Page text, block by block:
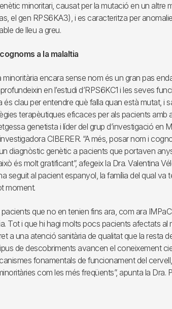
minoritari, causat per la mutació en un altre
el gen RPS6KA3), i es caracteritza per
de lleu a greu.
a la malaltia
minoritària encara sense nom és un gran pas
en l’estudi d’RPS6KC1 i les seves
és clau per entendre què falla quan està mutat, i
terapèutiques eficaces per als pacients amb
genetista i líder del grup d’investigació en
CIBERER. “A més, posar nom i
diagnòstic genètic a pacients que portaven
és molt gratificant”, afegeix la Dra. Valentina
seguit al pacient espanyol, la família del qual va
moment.
que no en tenien fins ara, com ara
Tot i que hi hagi molts pocs pacients afectats al
a una atenció sanitària de qualitat que la resta
de descobriments avancen el coneixement
fonamentals de funcionament del
com les més freqüents”, apunta la Dra.